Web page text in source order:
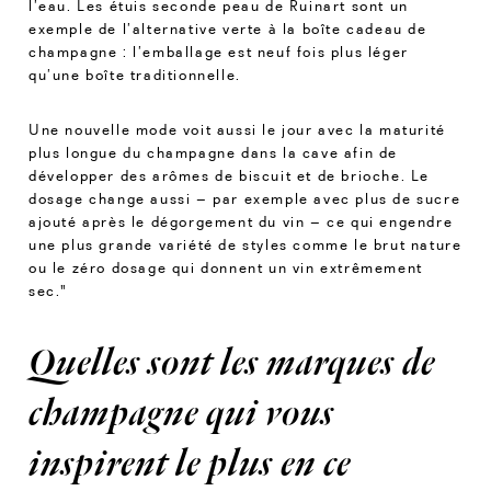
l’eau. Les étuis seconde peau de Ruinart sont un
exemple de l’alternative verte à la boîte cadeau de
champagne : l’emballage est neuf fois plus léger
qu’une boîte traditionnelle.
Une nouvelle mode voit aussi le jour avec la maturité
plus longue du champagne dans la cave afin de
développer des arômes de biscuit et de brioche. Le
dosage change aussi – par exemple avec plus de sucre
ajouté après le dégorgement du vin – ce qui engendre
une plus grande variété de styles comme le brut nature
ou le zéro dosage qui donnent un vin extrêmement
sec."
Quelles sont les marques de
champagne qui vous
inspirent le plus en ce